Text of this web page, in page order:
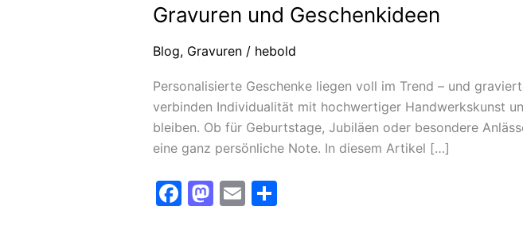
Gravuren und Geschenkideen
Blog, Gravuren / hebold
Personalisierte Geschenke liegen voll im Trend – und
verbinden Individualität mit hochwertiger Handwerkskunst
bleiben. Ob für Geburtstage, Jubiläen oder besondere
eine ganz persönliche Note. In diesem Artikel […]
F
M E
Gravuren
Geschenkideen